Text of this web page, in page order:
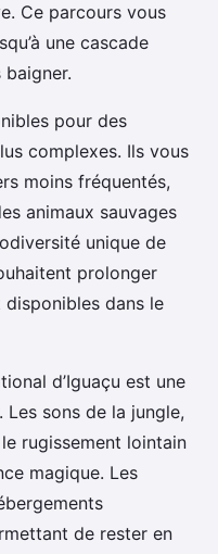
Ce parcours vous
une cascade
pour des
complexes. Ils vous
moins fréquentés,
animaux sauvages
unique de
prolonger
disponibles dans le
d’Iguaçu est une
Les sons de la jungle,
rugissement lointain
magique. Les
de rester en